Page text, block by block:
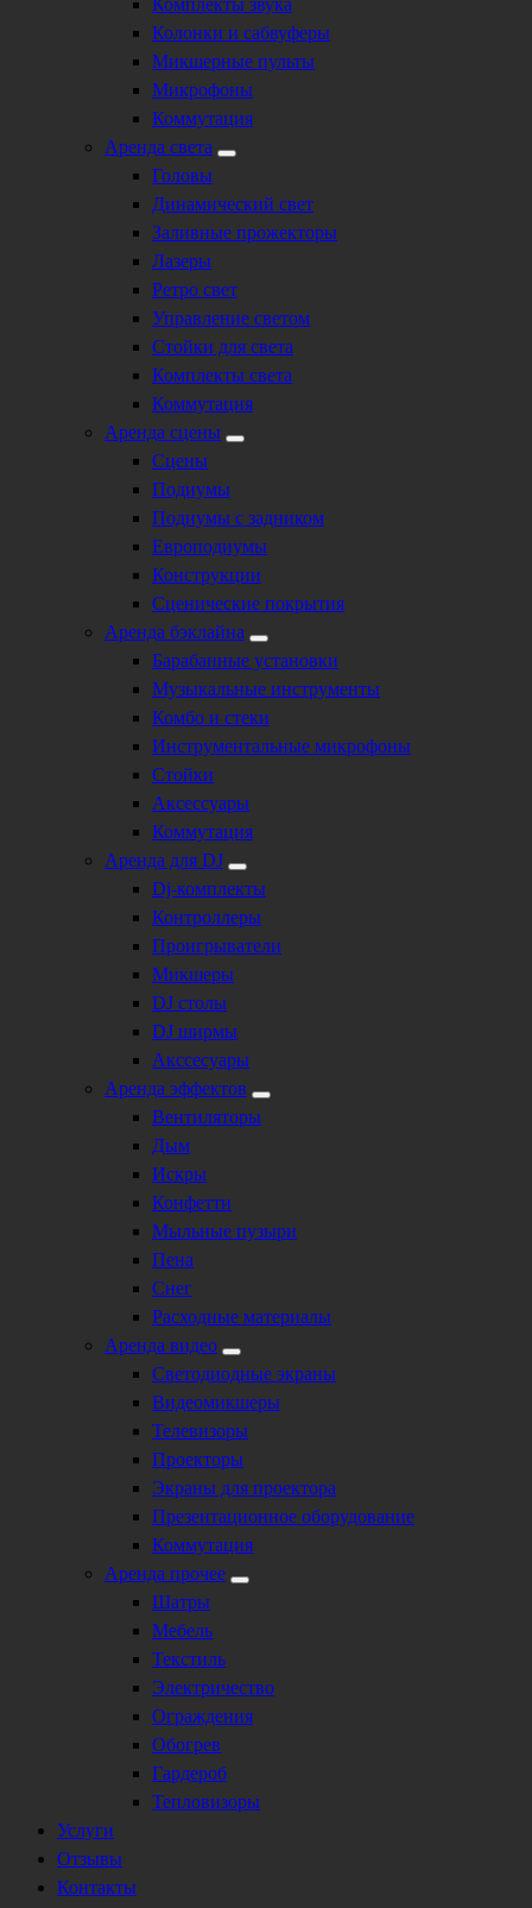
Колонки и сабвуферы
Микшерные пульты
Микрофоны
Коммутация
Аренда света
Головы
Динамический свет
Заливные прожекторы
Лазеры
Ретро свет
Управление светом
Стойки для света
Комплекты света
Коммутация
Аренда сцены
Сцены
Подиумы
Подиумы с задником
Европодиумы
Конструкции
Сценические покрытия
Аренда бэклайна
Барабанные установки
Музыкальные инструменты
Комбо и стеки
Инструментальные микрофоны
Стойки
Аксессуары
Коммутация
Аренда для DJ
Dj-комплекты
Контроллеры
Проигрыватели
Микшеры
DJ столы
DJ ширмы
Акссесуары
Аренда эффектов
Вентиляторы
Дым
Искры
Конфетти
Мыльные пузыри
Пена
Снег
Расходные материалы
Аренда видео
Светодиодные экраны
Видеомикшеры
Телевизоры
Проекторы
Экраны для проектора
Презентационное оборудование
Коммутация
Аренда прочее
Шатры
Мебель
Текстиль
Электричество
Ограждения
Обогрев
Гардероб
Тепловизоры
Услуги
Отзывы
Контакты